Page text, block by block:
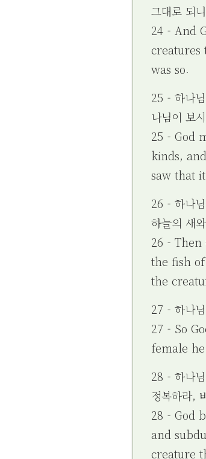
그대로 되
24 - And
creatures
was so.
25 - 하나
나님이 보
25 - God
kinds,
saw that
26 - 하나
하늘의 새
26 -
the fish
the
27 - 하나
27 - So
female
28 - 하나
정복하라,
28 - God
and
creature